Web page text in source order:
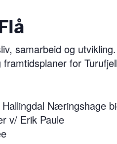
samarbeid og
for
Næringshage
v/ Erik Paule